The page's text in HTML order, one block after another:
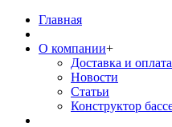
Главная
О компании+
Доставка и оплата
Новости
Статьи
Конструктор